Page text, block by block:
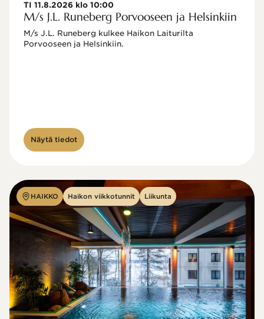
TI 11.8.2026 klo 10:00
M/s J.L. Runeberg Porvooseen ja Helsinkiin
M/s J.L. Runeberg kulkee Haikon Laiturilta
Porvooseen ja Helsinkiin.
Näytä tiedot
HAIKKO Haikon viikkotunnit Liikunta